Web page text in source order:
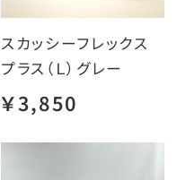
スカッシーフレックス
プラス（Ｌ）グレー
￥3,850